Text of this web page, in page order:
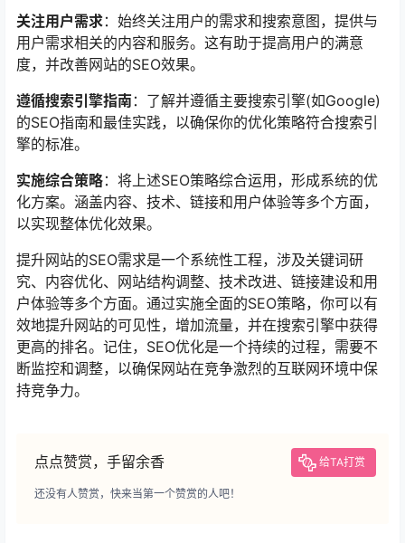
关注用户需求：始终关注用户的需求和搜索意图，提供与
用户需求相关的内容和服务。这有助于提高用户的满意
度，并改善网站的SEO效果。
遵循搜索引擎指南：了解并遵循主要搜索引擎(如Google)
的SEO指南和最佳实践，以确保你的优化策略符合搜索引
擎的标准。
实施综合策略：将上述SEO策略综合运用，形成系统的优
化方案。涵盖内容、技术、链接和用户体验等多个方面，
以实现整体优化效果。
提升网站的SEO需求是一个系统性工程，涉及关键词研
究、内容优化、网站结构调整、技术改进、链接建设和用
户体验等多个方面。通过实施全面的SEO策略，你可以有
效地提升网站的可见性，增加流量，并在搜索引擎中获得
更高的排名。记住，SEO优化是一个持续的过程，需要不
断监控和调整，以确保网站在竞争激烈的互联网环境中保
持竞争力。
点点赞赏，手留余香 给TA打赏
还没有人赞赏，快来当第一个赞赏的人吧！